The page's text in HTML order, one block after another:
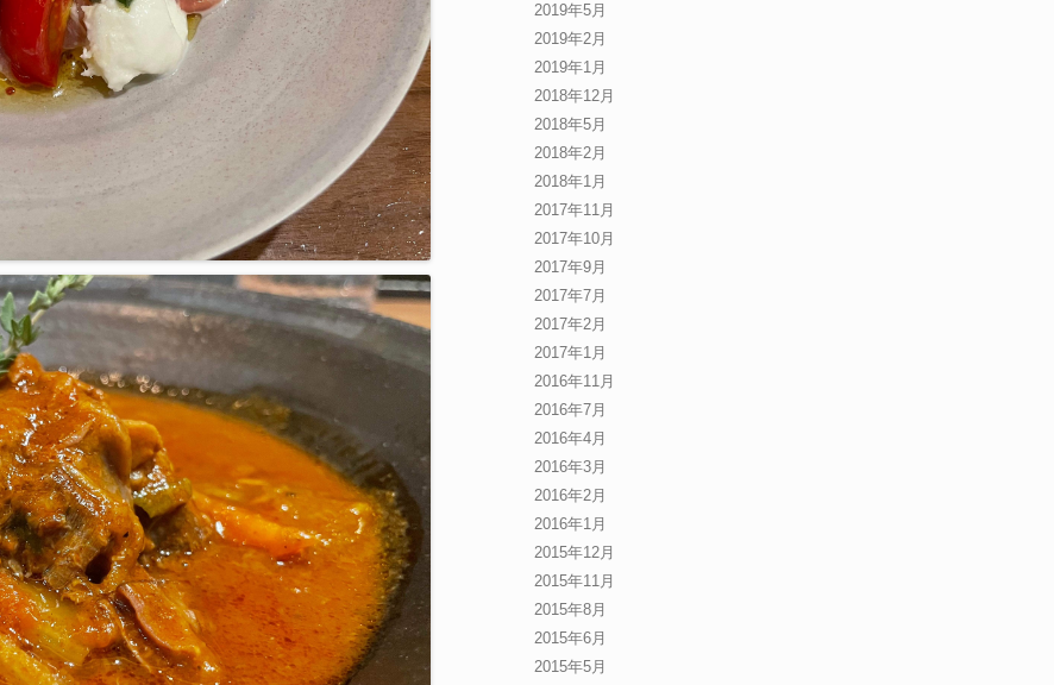
2019年5月
2019年2月
2019年1月
2018年12月
2018年5月
2018年2月
2018年1月
2017年11月
2017年10月
2017年9月
2017年7月
2017年2月
2017年1月
2016年11月
2016年7月
2016年4月
2016年3月
2016年2月
2016年1月
2015年12月
2015年11月
2015年8月
2015年6月
2015年5月